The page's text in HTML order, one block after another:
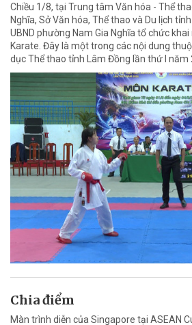
Chiều 1/8, tại Trung tâm Văn hóa - Thể
Nghĩa, Sở Văn hóa, Thể thao và Du lịch
UBND phường Nam Gia Nghĩa tổ chức
Karate. Đây là một trong các nội dung
dục Thể thao tỉnh Lâm Đồng lần thứ I năm
Chia điểm
Màn trình diễn của Singapore tại ASEAN